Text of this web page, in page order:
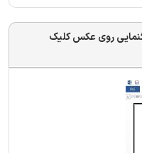
روی عکس کلیک